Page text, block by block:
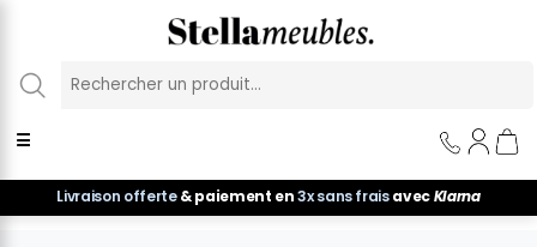
☰
Livraison offerte& paiement en3x sans fraisavecKlarna
Panneau de gestion des cookies